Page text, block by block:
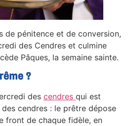
de pénitence et de conversion,
des Cendres et culmine
Pâques, la semaine sainte.
?
des cendres qui est
cendres : le prêtre dépose
front de chaque fidèle, en